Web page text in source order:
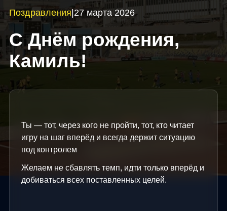
Поздравления|27 марта 2026
С Днём рождения,
Камиль!
Ты — тот, через кого не пройти, тот, кто читает
игру на шаг вперёд и всегда держит ситуацию
под контролем
Желаем не сбавлять темп, идти только вперёд и
добиваться всех поставленных целей.